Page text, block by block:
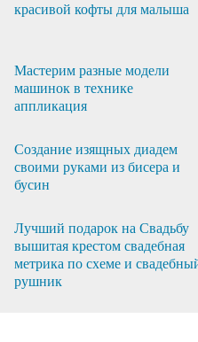
красивой кофты для малыша
Мастерим разные модели
машинок в технике
аппликация
Создание изящных диадем
своими руками из бисера и
бусин
Лучший подарок на Свадьбу
вышитая крестом свадебная
метрика по схеме и
рушник